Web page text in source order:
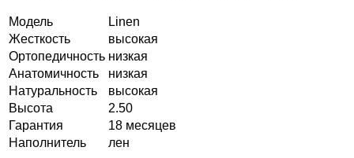
Модель
Linen
Жесткость
высокая
Ортопедичность низкая
Анатомичность
низкая
Натуральность
высокая
Высота
2.50
Гарантия
18 месяцев
Наполнитель
лен